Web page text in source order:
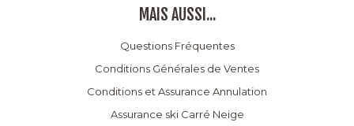
MAIS AUSSI...
Questions Fréquentes
Conditions Générales de Ventes
Conditions et Assurance Annulation
Assurance ski Carré Neige